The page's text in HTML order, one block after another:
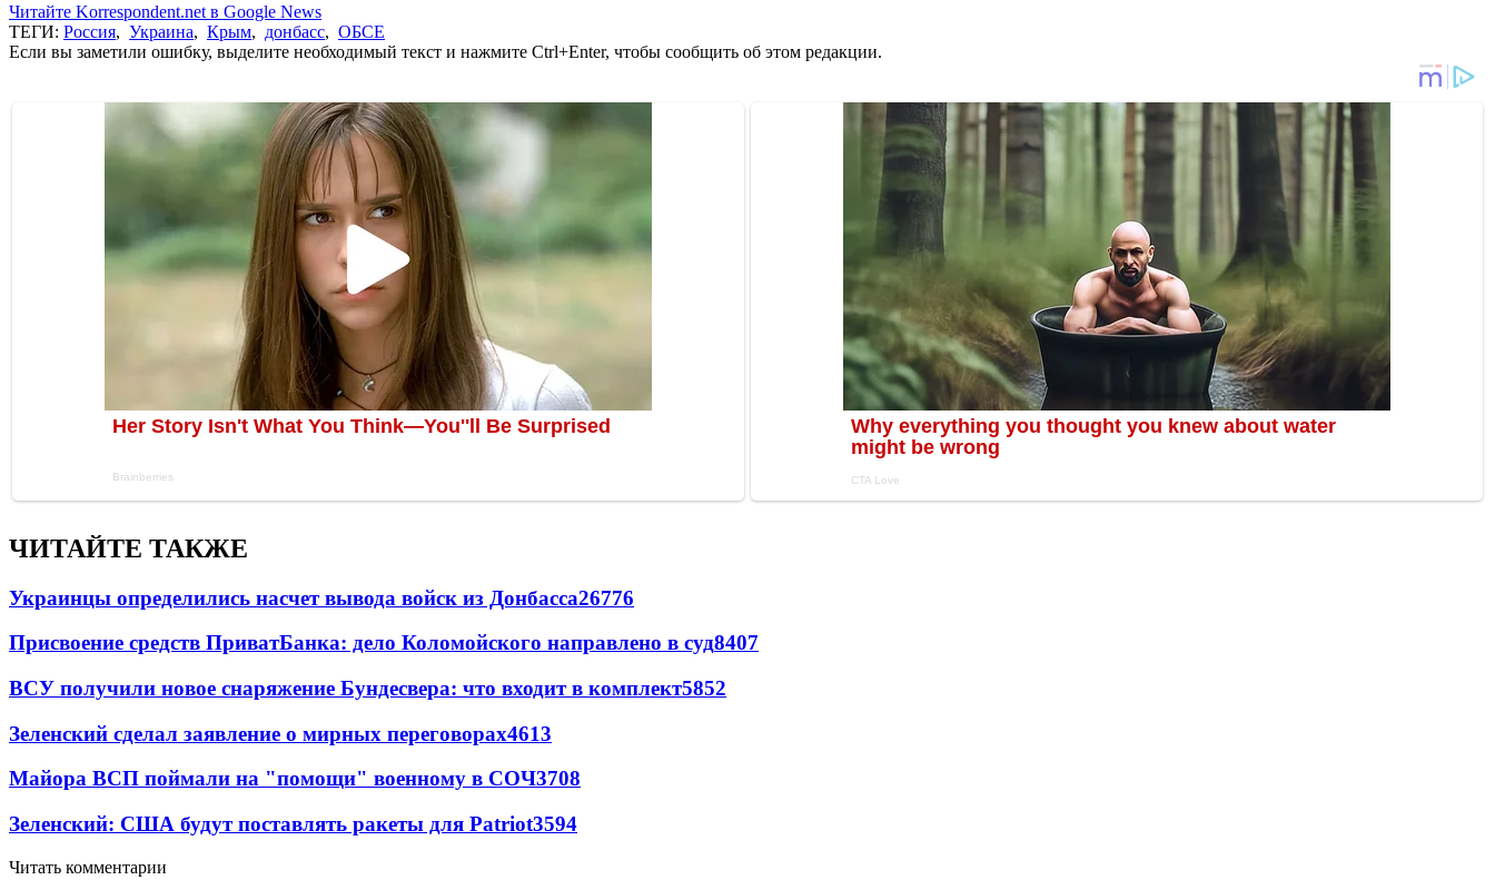
Читайте Korrespondent.net в Google News
ТЕГИ: Россия, Украина, Крым, донбасс, ОБСЕ
Если вы заметили ошибку, выделите необходимый текст и нажмите Ctrl+Enter, чтобы сообщить об этом редакции.
ЧИТАЙТЕ ТАКЖЕ
Украинцы определились насчет вывода войск из Донбасса26776
Присвоение средств ПриватБанка: дело Коломойского направлено в суд8407
ВСУ получили новое снаряжение Бундесвера: что входит в комплект5852
Зеленский сделал заявление о мирных переговорах4613
Майора ВСП поймали на "помощи" военному в СОЧ3708
Зеленский: США будут поставлять ракеты для Patriot3594
Читать комментарии